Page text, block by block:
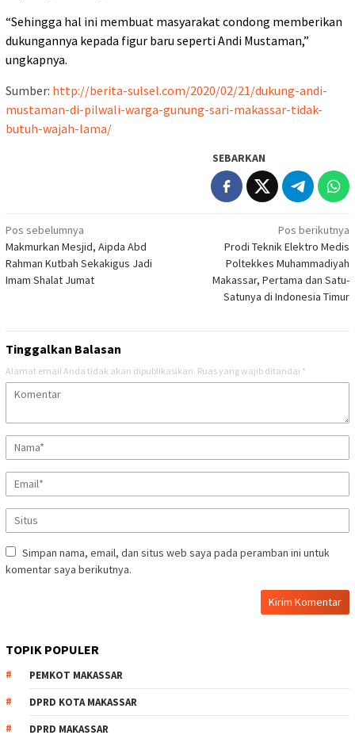
“Sehingga hal ini membuat masyarakat condong memberikan
dukungannya kepada figur baru seperti Andi Mustaman,”
ungkapnya.
Sumber: http://berita-sulsel.com/2020/02/21/dukung-andi-
mustaman-di-pilwali-warga-gunung-sari-makassar-tidak-
butuh-wajah-lama/
SEBARKAN
Navigasi
pos
Pos sebelumnya
Makmurkan Mesjid, Aipda Abd
Rahman Kutbah Sekakigus Jadi
Imam Shalat Jumat
Pos berikutnya
Prodi Teknik Elektro Medis
Poltekkes Muhammadiyah
Makassar, Pertama dan Satu-
Satunya di Indonesia Timur
Tinggalkan Balasan
Alamat email Anda tidak akan dipublikasikan. Ruas yang wajib ditandai *
Simpan nama, email, dan situs web saya pada peramban ini untuk
komentar saya berikutnya.
TOPIK POPULER
PEMKOT MAKASSAR
DPRD KOTA MAKASSAR
DPRD MAKASSAR